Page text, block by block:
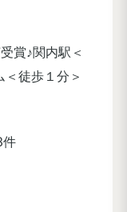
賞♪関内駅＜
徒歩１分＞